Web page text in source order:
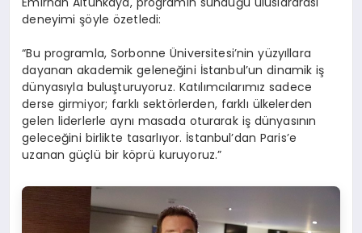
deneyimi şöyle özetledi:
“Bu programla, Sorbonne Üniversitesi’nin yüzyıllara
dayanan akademik geleneğini İstanbul’un dinamik iş
dünyasıyla buluşturuyoruz. Katılımcılarımız sadece
derse girmiyor; farklı sektörlerden, farklı ülkelerden
gelen liderlerle aynı masada oturarak iş dünyasının
geleceğini birlikte tasarlıyor. İstanbul’dan Paris’e
uzanan güçlü bir köprü kuruyoruz.”